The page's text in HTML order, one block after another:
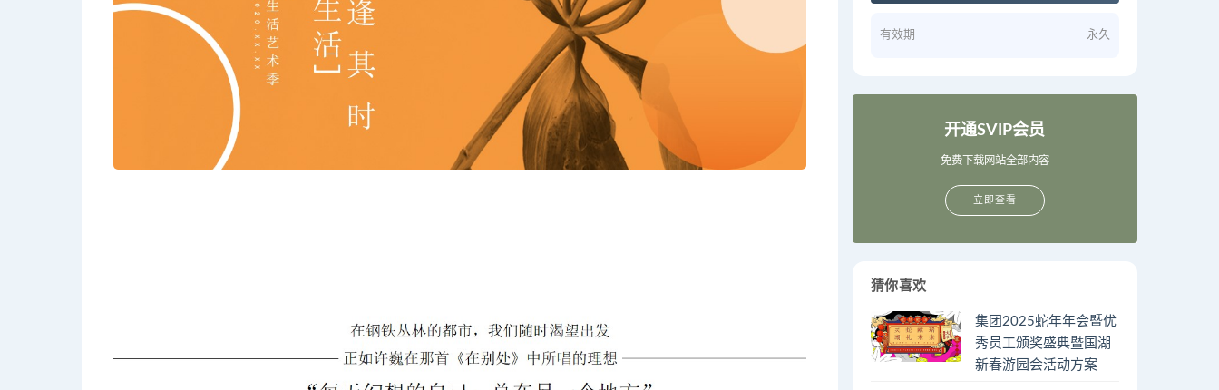
有效期 永久
开通SVIP会员
免费下载网站全部内容
立即查看
猜你喜欢
集团2025蛇年年会暨优
秀员工颁奖盛典暨国湖
新春游园会活动方案